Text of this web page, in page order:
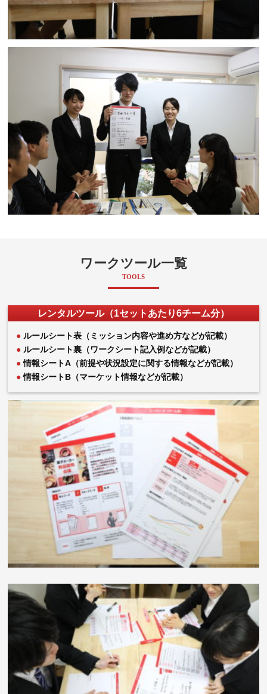
ワークツール一覧
TOOLS
レンタルツール（1セットあたり6チーム分）
ルールシート表（ミッション内容や進め方などが記載）
ルールシート裏（ワークシート記入例などが記載）
情報シートA（前提や状況設定に関する情報などが記載）
情報シートB（マーケット情報などが記載）